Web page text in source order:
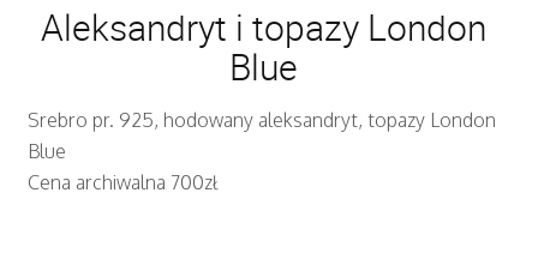
Aleksandryt i topazy London
Blue
Srebro pr. 925, hodowany aleksandryt, topazy London
Blue
Cena archiwalna 700zł